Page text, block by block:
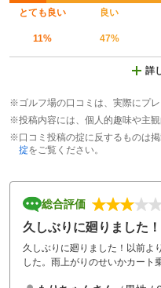
とても良い 良い
11% 47%
詳
※ゴルフ場の口コミは、実際にプレ
※投稿内容には、個人的趣味や主観
※口コミ投稿の掟に反するものは掲
掟をご覧ください。
総合評価
久しぶりに廻りました！
久しぶりに廻りました！以前よ
した。雨上がりのせいかカート